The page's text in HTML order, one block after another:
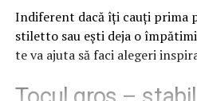
Indiferent dacă îți cauți prima
stiletto sau ești deja o
te va ajuta să faci alegeri